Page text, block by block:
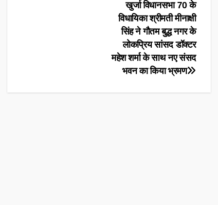
खुर्जा विधानसभा 70 के
विधायिका श्रीमती मीनाक्षी
सिंह ने गौतम बुद्ध नगर के
लोकप्रिय सांसद डॉक्टर
महेश शर्मा के साथ नए संसद
भवन का किया भ्रमण